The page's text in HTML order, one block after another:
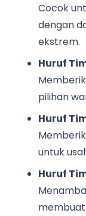
Cocok
dengan
ekstrem.
Huruf
pilihan
Huruf
untuk
Huruf